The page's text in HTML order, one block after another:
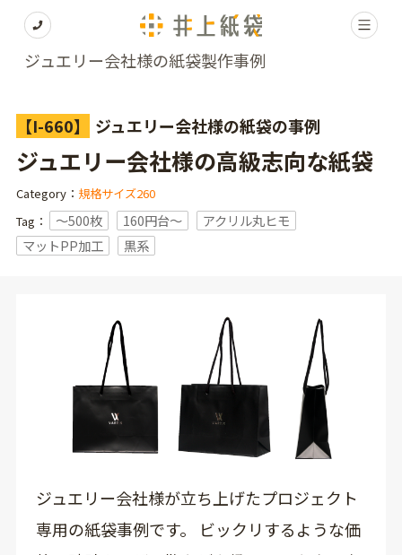
ジュエリー会社様の紙袋製作事例
【I-660】 ジュエリー会社様の紙袋の事例
ジュエリー会社様の高級志向な紙袋
Category： 規格サイズ260
Tag：
〜500枚 160円台〜
アクリル丸ヒモ
マットPP加工
黒系
ジュエリー会社様が立ち上げたプロジェクト
専用の紙袋事例です。 ビックリするような価